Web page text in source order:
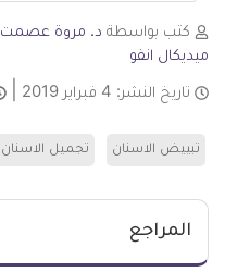
كتب بواسطة د. مروة عصمت
ميديكال انفو
تاريخ النشر: 4 فبراير 2019
تبييض الاسنان تجميل الاسنان
المراجع